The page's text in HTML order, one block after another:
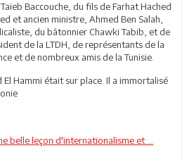
Baccouche, du fils de Farhat Hached
et ancien ministre, Ahmed Ben Salah,
du bâtonnier Chawki Tabib, et de
de la LTDH, de représentants de la
et de nombreux amis de la Tunisie.
Hammi était sur place. Il a immortalisé
belle leçon d'internationalisme et …